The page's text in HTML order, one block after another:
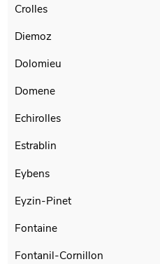
Crolles
Diemoz
Dolomieu
Domene
Echirolles
Estrablin
Eybens
Eyzin-Pinet
Fontaine
Fontanil-Cornillon